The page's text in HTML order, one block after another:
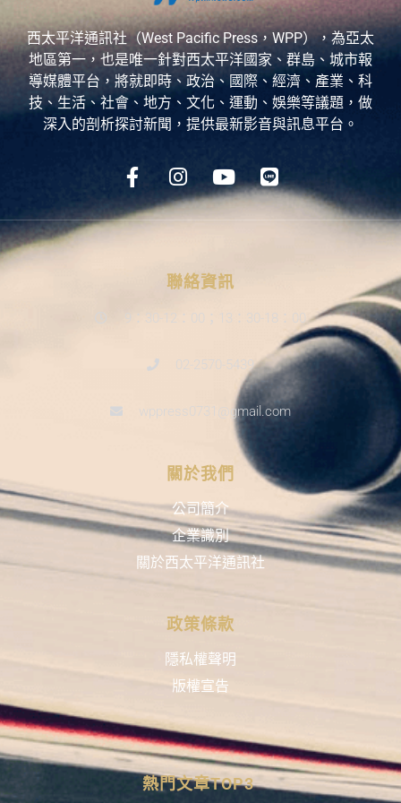
西太平洋通訊社（West Pacific Press，WPP），為亞太
地區第一，也是唯一針對西太平洋國家、群島、城市報
導媒體平台，將就即時、政治、國際、經濟、產業、科
技、生活、社會、地方、文化、運動、娛樂等議題，做
深入的剖析探討新聞，提供最新影音與訊息平台。
聯絡資訊
9：30-12：00；13：30-18：00
02-2570-5439
wppress0731@gmail.com
關於我們
公司簡介
企業識別
關於西太平洋通訊社
政策條款
隱私權聲明
版權宣告
熱門文章TOP3